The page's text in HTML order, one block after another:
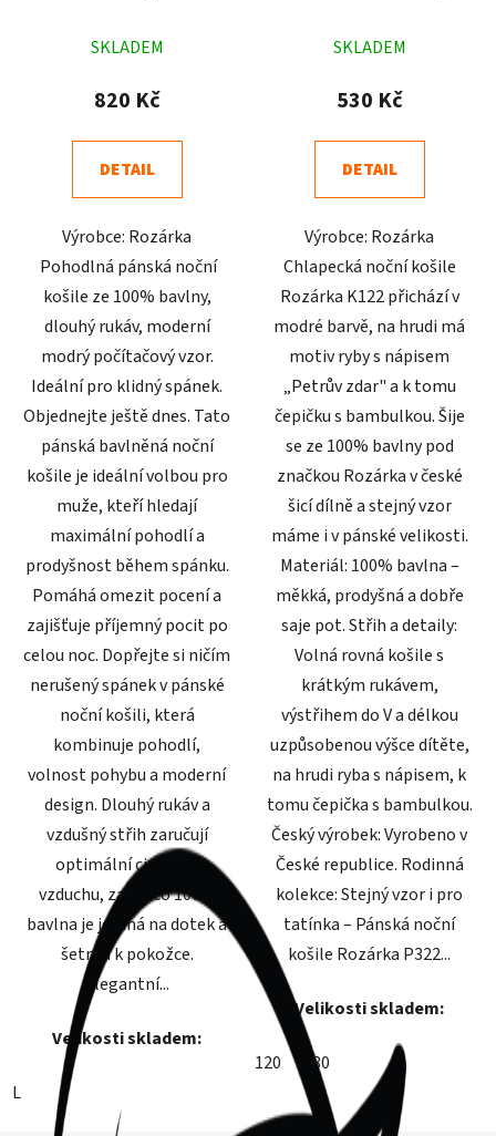
hodnocení
produktu
4,3
z
hvězdiček.
SKLADEM
820 Kč
DETAIL
Výrobce: Rozárka
Pohodlná pánská noční
košile ze 100% bavlny,
dlouhý rukáv, moderní
modrý počítačový vzor.
Ideální pro klidný spánek.
Objednejte ještě dnes. Tato
pánská bavlněná noční
košile je ideální volbou pro
muže, kteří hledají
maximální pohodlí a
prodyšnost během spánku.
Pomáhá omezit pocení a
zajišťuje příjemný pocit po
celou noc. Dopřejte si ničím
nerušený spánek v pánské
noční košili, která
kombinuje pohodlí,
volnost pohybu a moderní
design. Dlouhý rukáv a
vzdušný střih zaručují
optimální cirkulaci
vzduchu, zatímco 100%
bavlna je jemná na dotek a
šetrná k pokožce.
Elegantní...
Velikosti skladem:
L
hodnocení
produktu
4,9
z
hvězdiček.
SKLADEM
530 Kč
DETAIL
Výrobce: Rozárka
Chlapecká noční košile
Rozárka K122 přichází v
modré barvě, na hrudi má
motiv ryby s nápisem
„Petrův zdar" a k tomu
čepičku s bambulkou. Šije
se ze 100% bavlny pod
značkou Rozárka v české
šicí dílně a stejný vzor
máme i v pánské velikosti.
Materiál: 100% bavlna –
měkká, prodyšná a dobře
saje pot. Střih a detaily:
Volná rovná košile s
krátkým rukávem,
výstřihem do V a délkou
uzpůsobenou výšce dítěte,
na hrudi ryba s nápisem, k
tomu čepička s bambulkou.
Český výrobek: Vyrobeno v
České republice. Rodinná
kolekce: Stejný vzor i pro
tatínka – Pánská noční
košile Rozárka P322...
Velikosti skladem:
120 130